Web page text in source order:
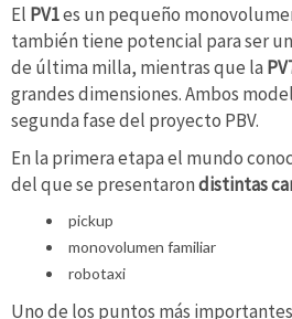
El PV1es un pequeño
también tiene potencial para ser
de última milla, mientras que la
grandes dimensiones. Ambos
segunda fase del proyecto PBV.
En la primera etapa el mundo
del que se presentarondistintas
pickup
monovolumen familiar
robotaxi
Uno de los puntos más